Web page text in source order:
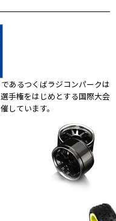
あるつくばラジコンパークは
手権をはじめとする国際大会
しています。